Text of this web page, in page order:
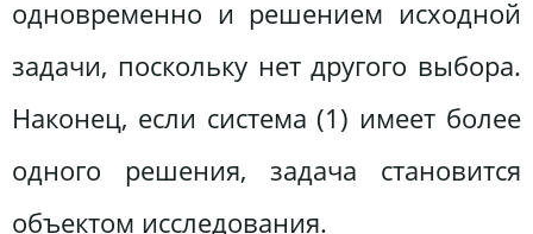
одновременно и решением исходной
задачи, поскольку нет другого выбора.
Наконец, если система (1) имеет более
одного решения, задача становится
объектом исследования.